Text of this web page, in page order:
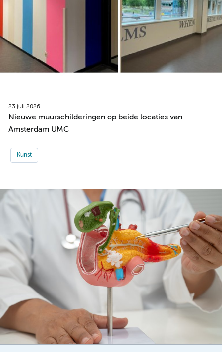
23 juli 2026
Nieuwe muurschilderingen op beide locaties van
Amsterdam UMC
Kunst